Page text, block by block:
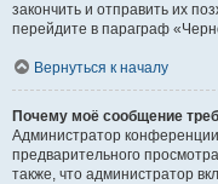
закончить и отправить их
перейдите в параграф
Вернуться к началу
Почему моё сообщение
Администратор
предварительного
также, что администратор